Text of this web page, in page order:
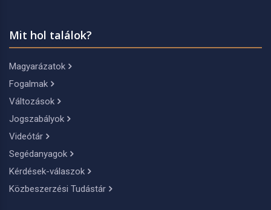
Mit hol találok?
Magyarázatok
Fogalmak
Változások
Jogszabályok
Videótár
Segédanyagok
Kérdések-válaszok
Közbeszerzési Tudástár